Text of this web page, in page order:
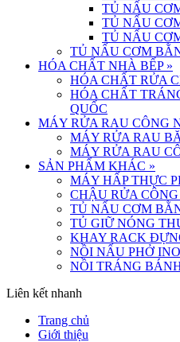
TỦ NẤU
TỦ NẤU
TỦ NẤU
TỦ NẤU CƠM
HÓA CHẤT NHÀ BẾP »
HÓA CHẤT RỬA
HÓA CHẤT
QUỐC
MÁY RỬA RAU CÔNG
MÁY RỬA RAU
MÁY RỬA RAU
SẢN PHẨM KHÁC »
MÁY HẤP THỰC
CHẬU RỬA
TỦ NẤU CƠM
TỦ GIỮ NÓNG
KHAY RACK
NỒI NẤU PHỞ
NỒI TRÁNG
Liên kết nhanh
Trang chủ
Giới thiệu